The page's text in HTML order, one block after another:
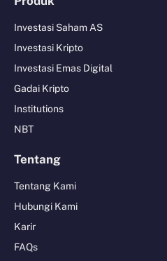
Investasi Saham AS
Investasi Kripto
Investasi Emas Digital
Gadai Kripto
Institutions
NBT
Tentang
Tentang Kami
Hubungi Kami
Karir
FAQs